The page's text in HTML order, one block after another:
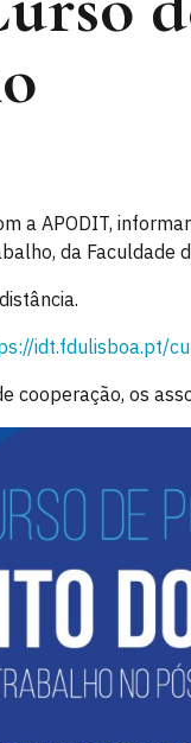
a APODIT,
da Faculdade
idt.fdulisboa.pt/
cooperação, os